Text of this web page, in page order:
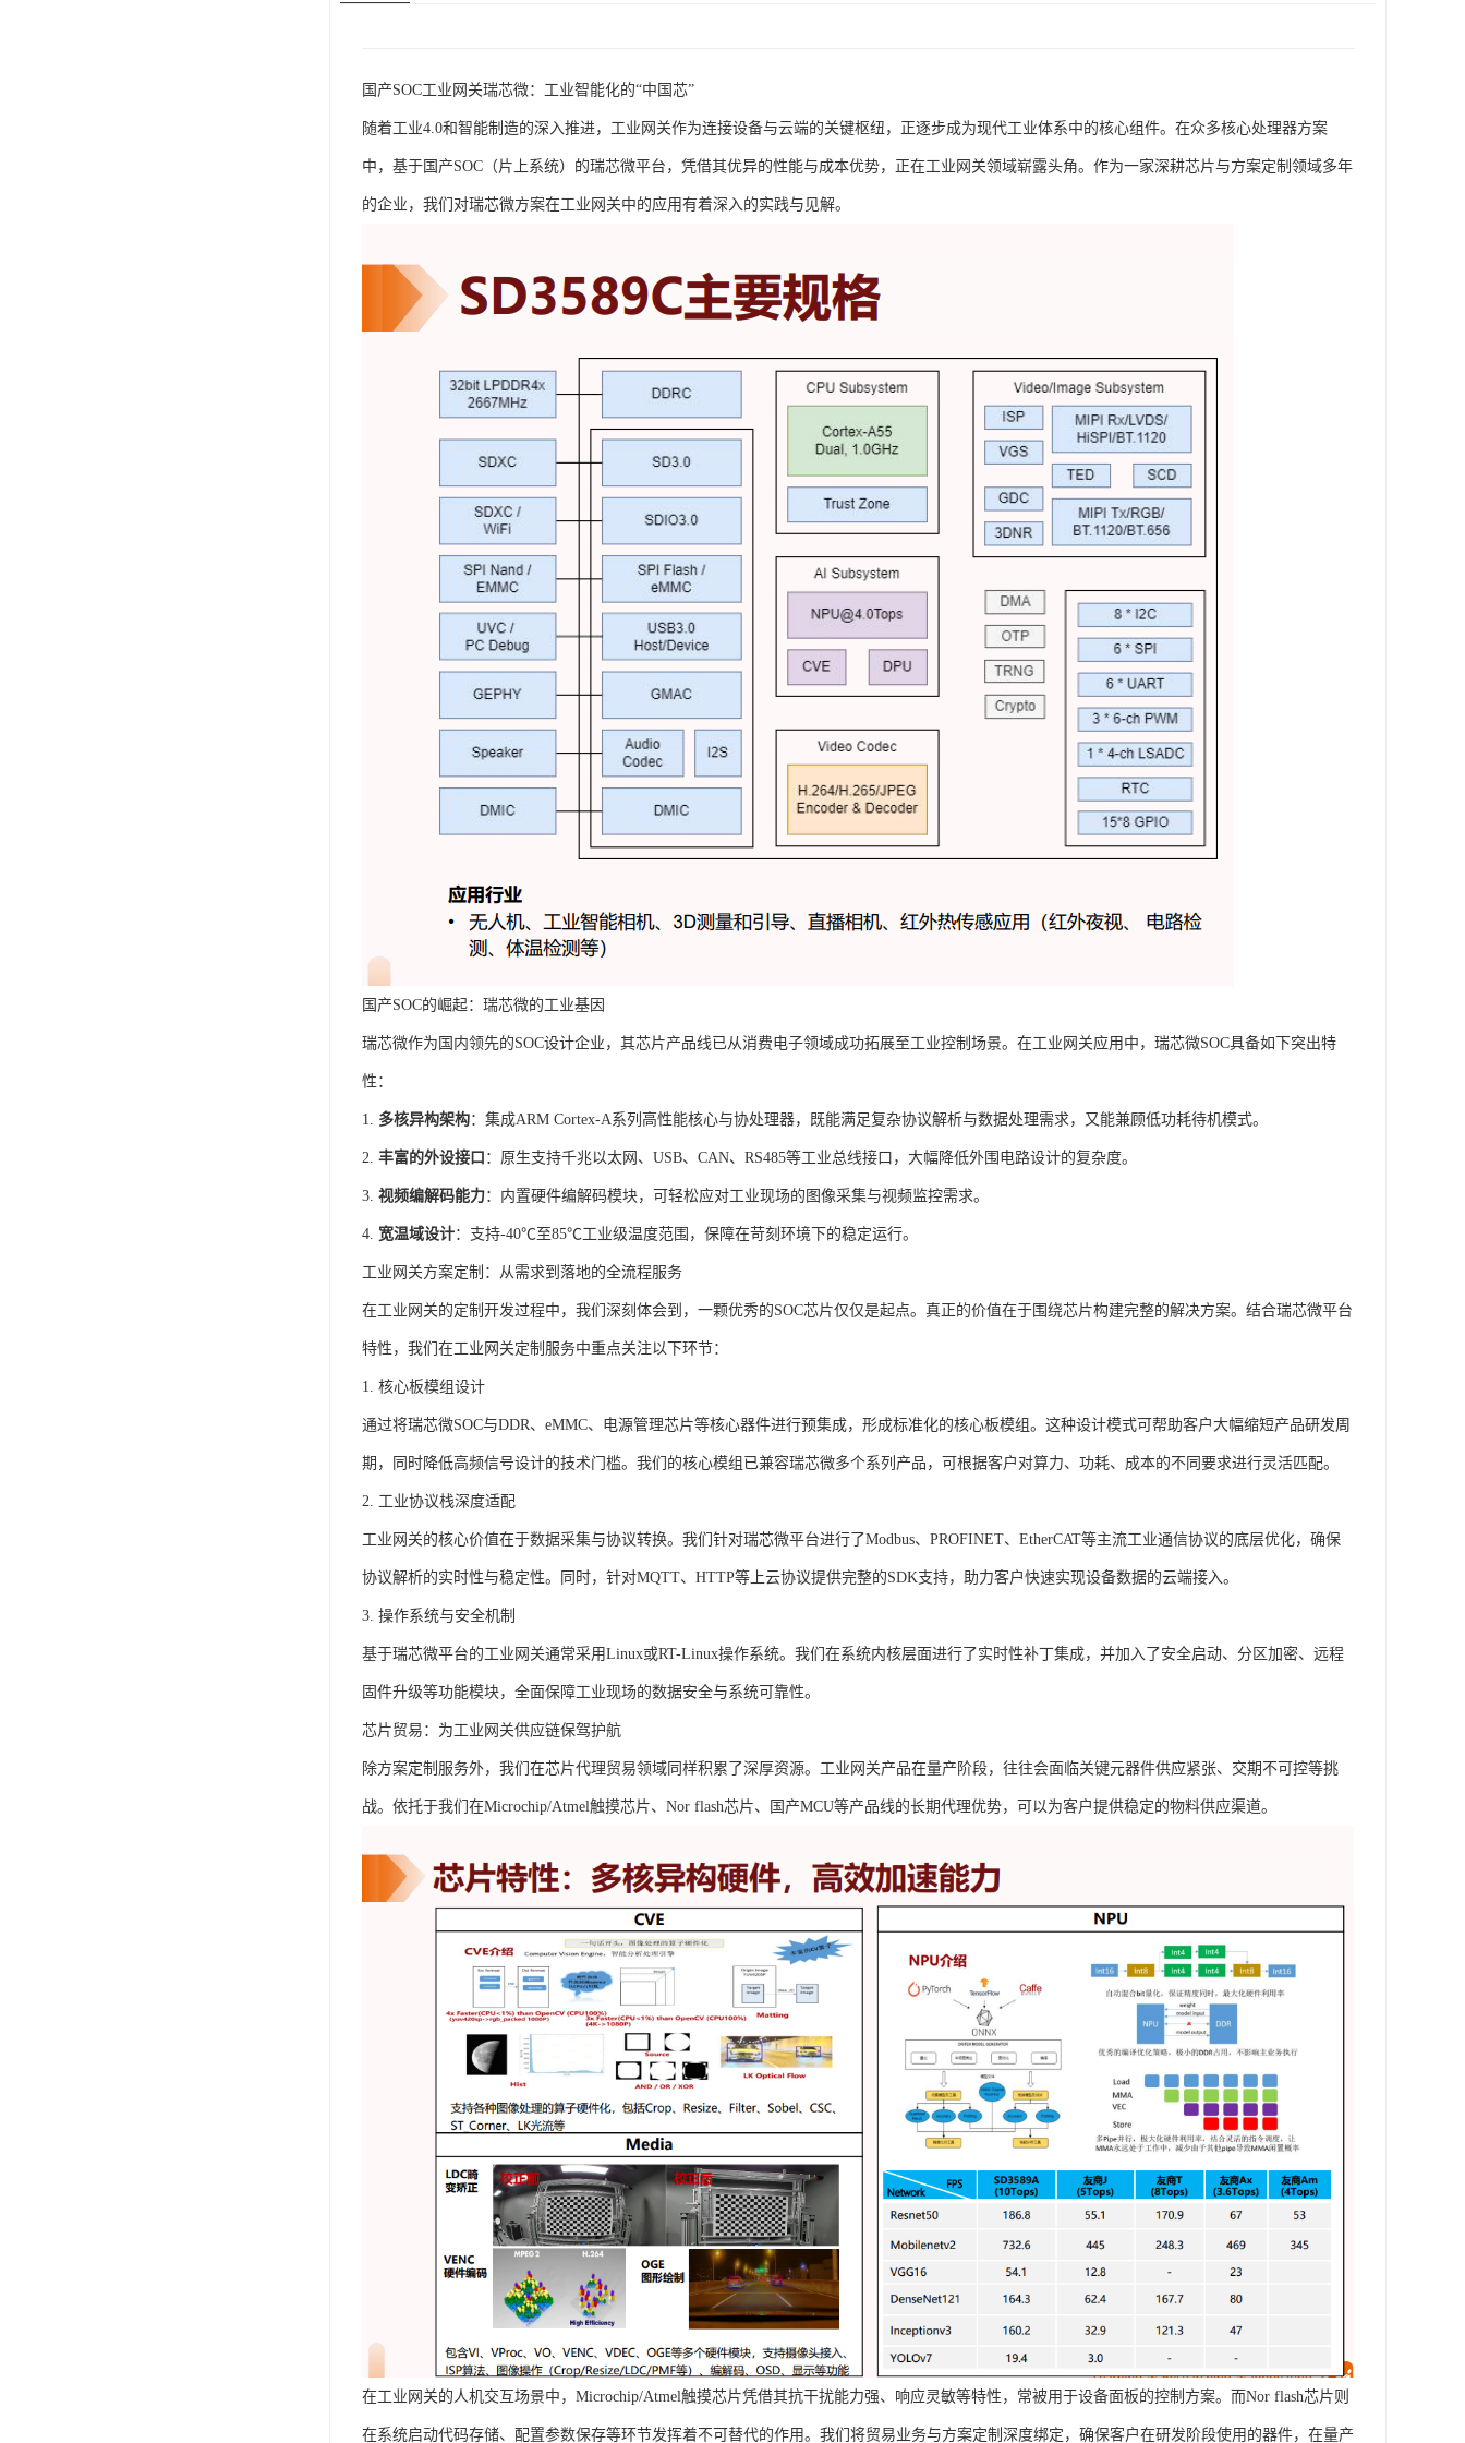
国产SOC工业网关瑞芯微：工业智能化的“中国芯”
随着工业4.0和智能制造的深入推进，工业网关作为连接设备与云端的关键枢纽，正逐步成为现代工业体系中的核心组件。在众多核心处理器方案
中，基于国产SOC（片上系统）的瑞芯微平台，凭借其优异的性能与成本优势，正在工业网关领域崭露头角。作为一家深耕芯片与方案定制领域多年
的企业，我们对瑞芯微方案在工业网关中的应用有着深入的实践与见解。
国产SOC的崛起：瑞芯微的工业基因
瑞芯微作为国内领先的SOC设计企业，其芯片产品线已从消费电子领域成功拓展至工业控制场景。在工业网关应用中，瑞芯微SOC具备如下突出特
性：
1. 多核异构架构：集成ARM Cortex-A系列高性能核心与协处理器，既能满足复杂协议解析与数据处理需求，又能兼顾低功耗待机模式。
2. 丰富的外设接口 ：原生支持千兆以太网、USB、CAN、RS485等工业总线接口，大幅降低外围电路设计的复杂度。
3. 视频编解码能力：内置硬件编解码模块，可轻松应对工业现场的图像采集与视频监控需求。
4. 宽温域设计：支持-40℃至85℃工业级温度范围，保障在苛刻环境下的稳定运行。
工业网关方案定制：从需求到落地的全流程服务
在工业网关的定制开发过程中，我们深刻体会到，一颗优秀的SOC芯片仅仅是起点。真正的价值在于围绕芯片构建完整的解决方案。结合瑞芯微平台
特性，我们在工业网关定制服务中重点关注以下环节：
1. 核心板模组设计
通过将瑞芯微SOC与DDR、eMMC、电源管理芯片等核心器件进行预集成，形成标准化的核心板模组。这种设计模式可帮助客户大幅缩短产品研发周
期，同时降低高频信号设计的技术门槛。我们的核心模组已兼容瑞芯微多个系列产品，可根据客户对算力、功耗、成本的不同要求进行灵活匹配。
2. 工业协议栈深度适配
工业网关的核心价值在于数据采集与协议转换。我们针对瑞芯微平台进行了Modbus、PROFINET、EtherCAT等主流工业通信协议的底层优化，确保
协议解析的实时性与稳定性。同时，针对MQTT、HTTP等上云协议提供完整的SDK支持，助力客户快速实现设备数据的云端接入。
3. 操作系统与安全机制
基于瑞芯微平台的工业网关通常采用Linux或RT-Linux操作系统。我们在系统内核层面进行了实时性补丁集成，并加入了安全启动、分区加密、远程
固件升级等功能模块，全面保障工业现场的数据安全与系统可靠性。
芯片贸易：为工业网关供应链保驾护航
除方案定制服务外，我们在芯片代理贸易领域同样积累了深厚资源。工业网关产品在量产阶段，往往会面临关键元器件供应紧张、交期不可控等挑
战。依托于我们在Microchip/Atmel触摸芯片、Nor flash芯片、国产MCU等产品线的长期代理优势，可以为客户提供稳定的物料供应渠道。
在工业网关的人机交互场景中，Microchip/Atmel触摸芯片凭借其抗干扰能力强、响应灵敏等特性，常被用于设备面板的控制方案。而Nor flash芯片则
在系统启动代码存储、配置参数保存等环节发挥着不可替代的作用。我们将贸易业务与方案定制深度绑定，确保客户在研发阶段使用的器件，在量产